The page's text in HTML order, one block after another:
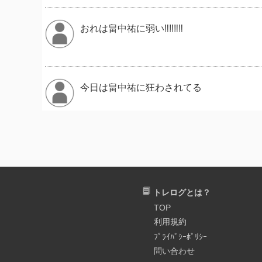
おれは畠中祐に弱い‼️‼️‼️‼️
今日は畠中祐に狂わされてる
お母様とお父様の歌声に囲まれて育ち華
ねほんまにありがとう。
トレログとは？
TOP
利用規約
ﾌﾟﾗｲﾊﾞｼｰﾎﾟﾘｼｰ
問い合わせ